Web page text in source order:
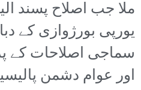
ملا جب اصلاح پسند
یورپی بورژوازی کے
سماجی اصلاحات کے
اور عوام دشمن